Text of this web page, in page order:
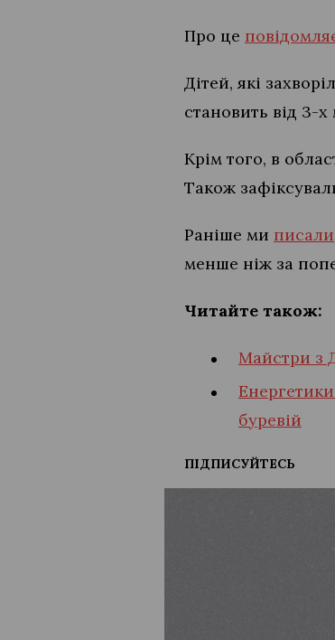
Про це
Дітей, які
становить від 3-
Крім того, в
Також
Раніше ми писали
менше ніж за
Читайте також:
Майстри з
буревій
ПІДПИСУЙТЕСЬ